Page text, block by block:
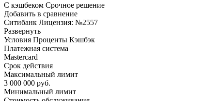
С кэшбеком Срочное решение
Добавить в сравнение
Ситибанк Лицензия: №2557
Развернуть
Условия Проценты Кэшбэк
Платежная система
Mastercard
Срок действия
Максимальный лимит
3 000 000 руб.
Минимальный лимит